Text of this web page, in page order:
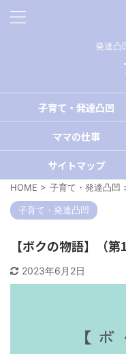
発達凸
子育て・発達凸凹
ママの仕事
サイトマップ
HOME > 子育て・発達凸凹
子育て・発達凸凹
【ボクの物語】（
2023年6月2日